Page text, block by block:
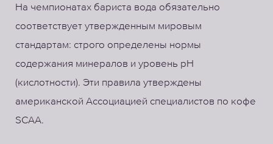
На чемпионатах бариста вода обязательно
соответствует утвержденным мировым
стандартам: строго определены нормы
содержания минералов и уровень pH
(кислотности). Эти правила утверждены
американской Ассоциацией специалистов по кофе
SCAA.